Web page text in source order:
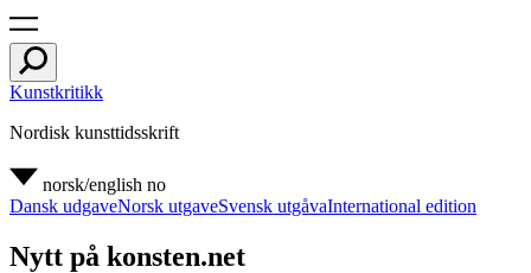
Kunstkritikk
Nordisk kunsttidsskrift
norsk/english no
Dansk udgaveNorsk utgaveSvensk utgåvaInternational edition
Nytt på konsten.net